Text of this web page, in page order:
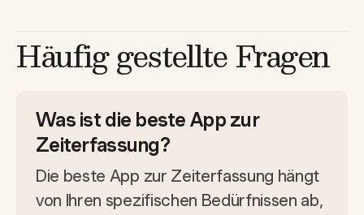
Häufig gestellte Fragen
Was ist die beste App zur
Zeiterfassung?
Die beste App zur Zeiterfassung hängt
von Ihren spezifischen Bedürfnissen ab,